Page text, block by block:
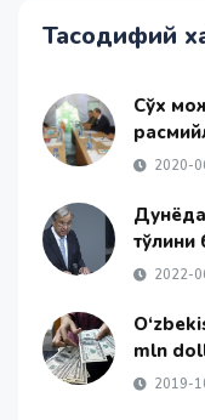
Тасодифий
Сўх
2020-
2022-
mln
2019-